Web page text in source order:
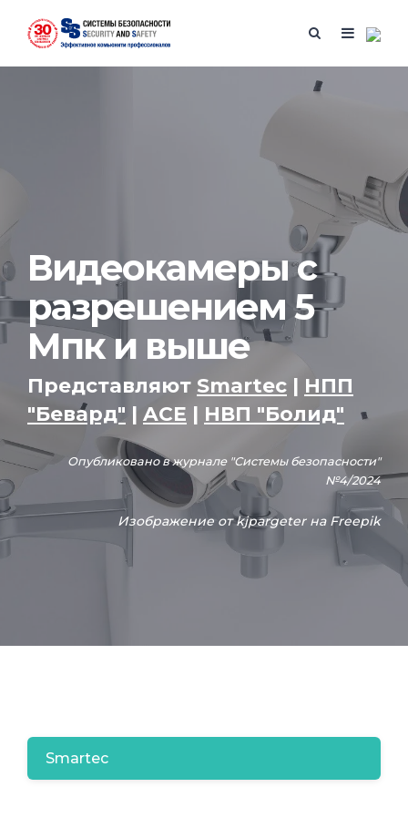
Видеокамеры с
разрешением 5
Мпк и выше
Представляют Smartec | НПП
"Бевард" | ACE | НВП "Болид"
Опубликовано в журнале "Системы безопасности"
№4/2024
Изображение от kjpargeter на Freepik
Smartec